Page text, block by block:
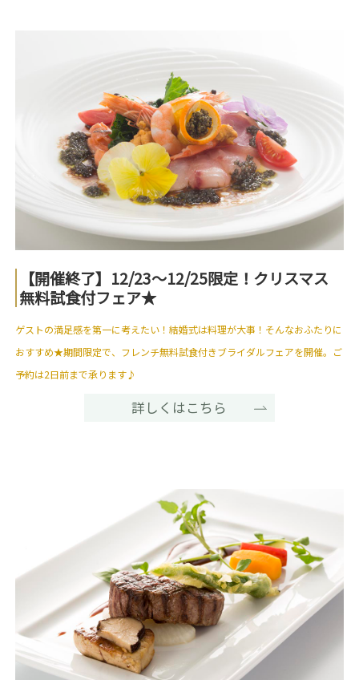
【開催終了】12/23～12/25限定！クリスマス
無料試食付フェア★
ゲストの満足感を第一に考えたい！結婚式は料理が大事！そんなおふたりに
おすすめ★期間限定で、フレンチ無料試食付きブライダルフェアを開催。ご
予約は2日前まで承ります♪
詳しくはこちら